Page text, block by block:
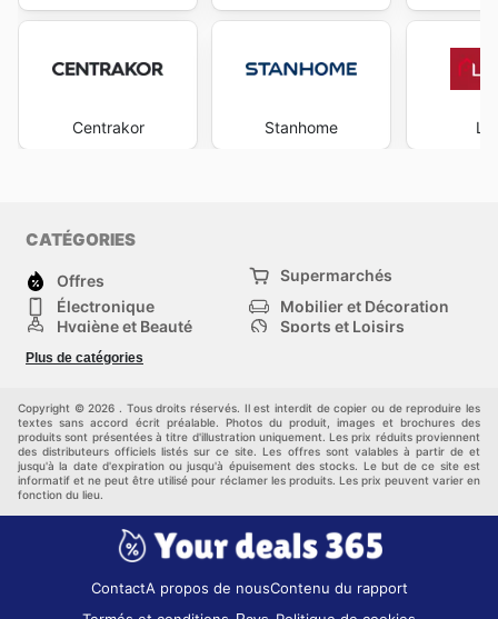
Centrakor Stanhome
CATÉGORIES
Offres
Supermarchés
Électronique
Mobilier et Décoration
Hygiène et Beauté
Sports et Loisirs
Mode
Animalerie
maison
Plus de catégories
Copyright © 2026 . Tous droits réservés. Il est interdit de copier ou de reproduire les
textes sans accord écrit préalable. Photos du produit, images et brochures des
produits sont présentées à titre d'illustration uniquement. Les prix réduits proviennent
des distributeurs officiels listés sur ce site. Les offres sont valables à partir de et
jusqu'à la date d'expiration ou jusqu'à épuisement des stocks. Le but de ce site est
informatif et ne peut être utilisé pour réclamer les produits. Les prix peuvent varier en
fonction du lieu.
ContactA propos de nousContenu du rapport